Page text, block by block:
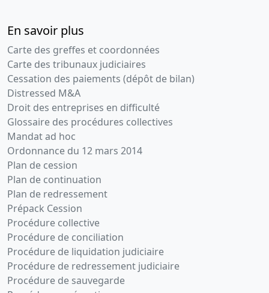
En savoir plus
Carte des greffes et coordonnées
Carte des tribunaux judiciaires
Cessation des paiements (dépôt de bilan)
Distressed M&A
Droit des entreprises en difficulté
Glossaire des procédures collectives
Mandat ad hoc
Ordonnance du 12 mars 2014
Plan de cession
Plan de continuation
Plan de redressement
Prépack Cession
Procédure collective
Procédure de conciliation
Procédure de liquidation judiciaire
Procédure de redressement judiciaire
Procédure de sauvegarde